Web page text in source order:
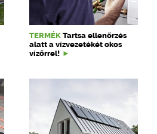
TERMÉK Tartsa ellenőrzés
alatt a vízvezetékét okos
vízőrrel!